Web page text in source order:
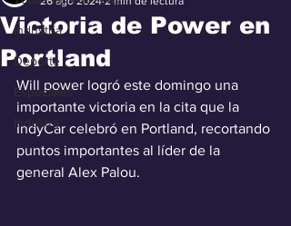
Industria
Deporte
Especiales
Industra
Victoria de Power en
Portland
Will power logró este domingo una
importante victoria en la cita que la
IndyCar celebró en Portland, recortando
puntos importantes al líder de la
general Alex Palou.